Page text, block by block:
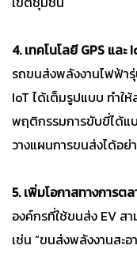
4. เทคโนโลยี GPS แล
รถขนส่งพลังงานไฟฟ้ารุ่
IoT ได้เต็มรูปแบบ ทำใ
พฤติกรรมการขับขี่ได้แ
วางแผนการขนส่งได้อย่
5. เพิ่มโอกาสทางการต
องค์กรที่ใช้ขนส่ง EV ส
เช่น “ขนส่งพลังงานสะ